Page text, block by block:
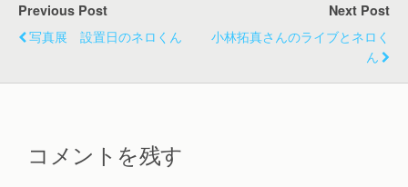
Previous Post
写真展 設置日のネロくん
Next Post
小林拓真さんのライブとネロく
ん
コメントを残す